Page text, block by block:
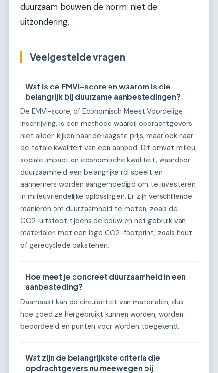
duurzaam bouwen de norm, niet de
uitzondering.
Veelgestelde vragen
Wat is de EMVI-score en waarom is die
belangrijk bij duurzame aanbestedingen?
De EMVI-score, of Economisch Meest Voordelige
Inschrijving, is een methode waarbij opdrachtgevers
niet alleen kijken naar de laagste prijs, maar ook naar
de totale kwaliteit van een aanbod. Dit omvat milieu,
sociale impact en economische kwaliteit, waardoor
duurzaamheid een belangrijke rol speelt en
aannemers worden aangemoedigd om te investeren
in milieuvriendelijke oplossingen. Er zijn verschillende
manieren om duurzaamheid te meten, zoals de
CO2-uitstoot tijdens de bouw en het gebruik van
materialen met een lage CO2-footprint, zoals hout
of gerecyclede bakstenen.
Hoe meet je concreet duurzaamheid in een
aanbesteding?
Daarnaast kan de circulariteit van materialen, dus
hoe goed ze hergebruikt kunnen worden, worden
beoordeeld en punten voor worden toegekend.
Wat zijn de belangrijkste criteria die
opdrachtgevers nu meewegen bij